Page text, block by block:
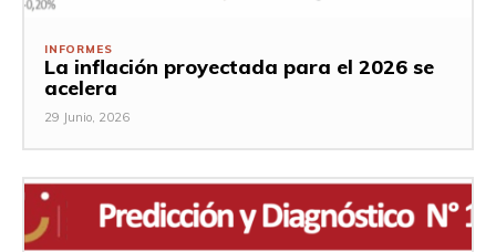
INFORMES
La inflación proyectada para el 2026 se
acelera
29 Junio, 2026